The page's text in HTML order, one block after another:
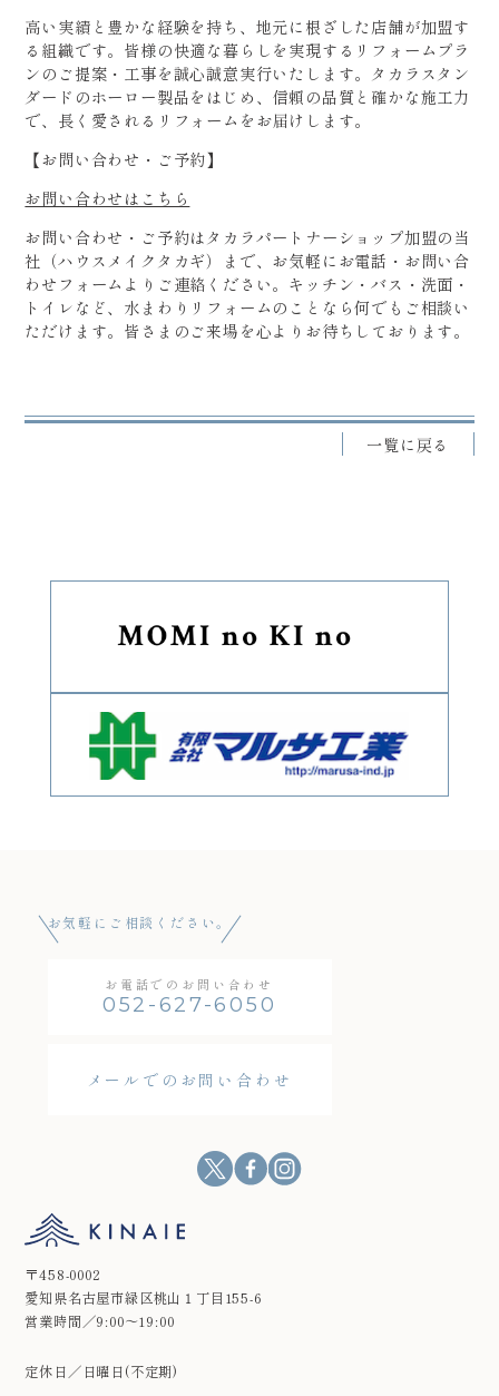
高い実績と豊かな経験を持ち、地元に根ざした店舗が加盟す
る組織です。皆様の快適な暮らしを実現するリフォームプラ
ンのご提案・工事を誠心誠意実行いたします。タカラスタン
ダードのホーロー製品をはじめ、信頼の品質と確かな施工力
で、長く愛されるリフォームをお届けします。
【お問い合わせ・ご予約】
お問い合わせはこちら
お問い合わせ・ご予約はタカラパートナーショップ加盟の当
社（ハウスメイクタカギ）まで、お気軽にお電話・お問い合
わせフォームよりご連絡ください。キッチン・バス・洗面・
トイレなど、水まわりリフォームのことなら何でもご相談い
ただけます。皆さまのご来場を心よりお待ちしております。
一覧に戻る
〒458-0002
愛知県名古屋市緑区桃山１丁目155-6
営業時間／9:00～19:00
定休日／日曜日(不定期)
お気軽にご相談ください。
お電話でのお問い合わせ
052-627-6050
メールでのお問い合わせ